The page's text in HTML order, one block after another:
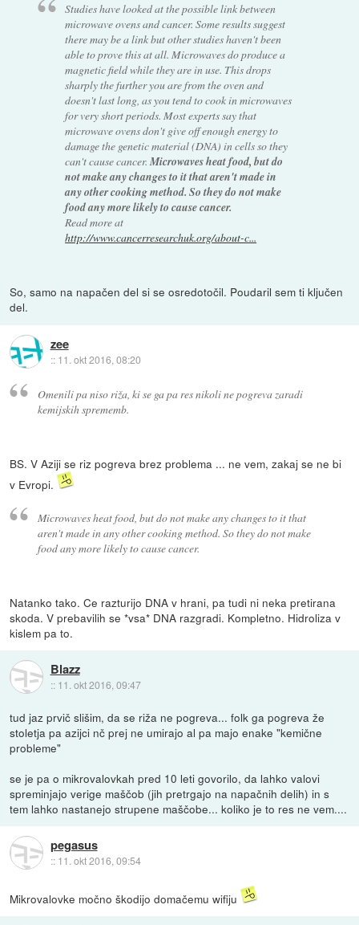
Studies have looked at the possible link between
microwave ovens and cancer. Some results suggest
there may be a link but other studies haven't been
able to prove this at all. Microwaves do produce a
magnetic field while they are in use. This drops
sharply the further you are from the oven and
doesn't last long, as you tend to cook in microwaves
for very short periods. Most experts say that
microwave ovens don't give off enough energy to
damage the genetic material (DNA) in cells so they
can't cause cancer.Microwaves heat food, but do
not make any changes to it that aren't made in
any other cooking method. So they do not make
food any more likely to cause cancer.
Read more at
http://www.cancerresearchuk.org/about-c...
So, samo na napačen del si se osredotočil. Poudaril sem ti ključen
del.
zee
:: 11. okt 2016, 08:20
Omenili pa niso riža, ki se ga pa res nikoli ne pogreva zaradi
kemijskih sprememb.
BS. V Aziji se riz pogreva brez problema ... ne vem, zakaj se ne bi
v Evropi.
Microwaves heat food, but do not make any changes to it that
aren't made in any other cooking method. So they do not make
food any more likely to cause cancer.
Natanko tako. Ce razturijo DNA v hrani, pa tudi ni neka pretirana
skoda. V prebavilih se *vsa* DNA razgradi. Kompletno. Hidroliza v
kislem pa to.
Blazz
:: 11. okt 2016, 09:47
tud jaz prvič slišim, da se riža ne pogreva... folk ga pogreva že
stoletja pa azijci nč prej ne umirajo al pa majo enake "kemične
probleme"
se je pa o mikrovalovkah pred 10 leti govorilo, da lahko valovi
spreminjajo verige maščob (jih pretrgajo na napačnih delih) in s
tem lahko nastanejo strupene maščobe... koliko je to res ne vem....
pegasus
:: 11. okt 2016, 09:54
Mikrovalovke močno škodijo domačemu wifiju